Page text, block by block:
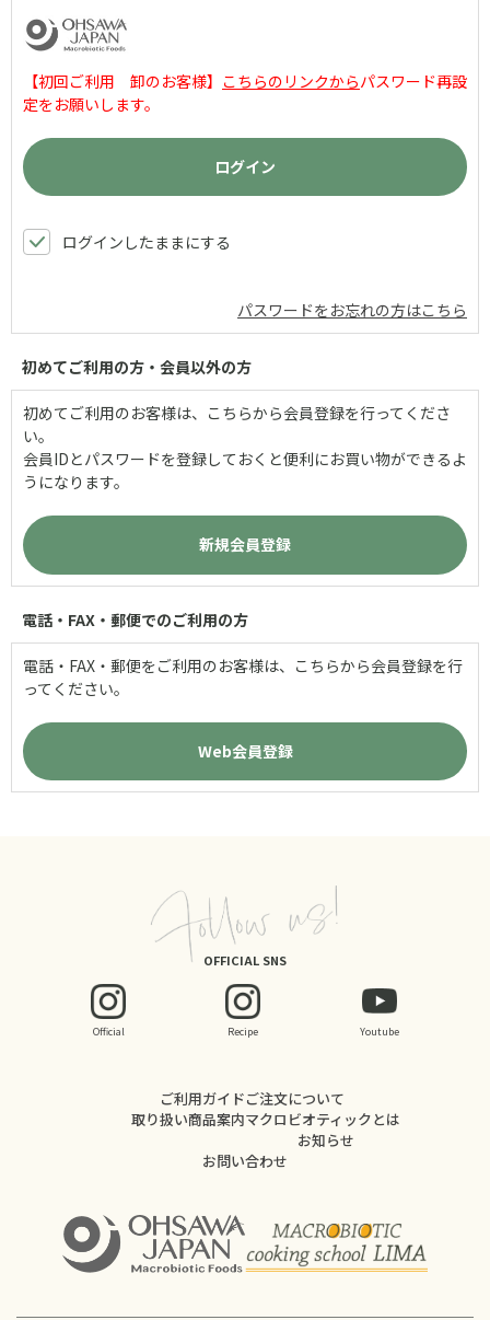
【初回ご利用 卸のお客様】 こちらのリンクからパスワード再設
定をお願いします。
ログインしたままにする
パスワードをお忘れの方はこちら
初めてご利用の方・会員以外の方
初めてご利用のお客様は、こちらから会員登録を行ってくださ
い。
会員IDとパスワードを登録しておくと便利にお買い物ができるよ
うになります。
電話・FAX・郵便でのご利用の方
電話・FAX・郵便をご利用のお客様は、こちらから会員登録を行
ってください。
OFFICIAL SNS
Official Recipe Youtube
ご利用ガイドご注文について
取り扱い商品案内マクロビオティックとは
お知らせ
お問い合わせ